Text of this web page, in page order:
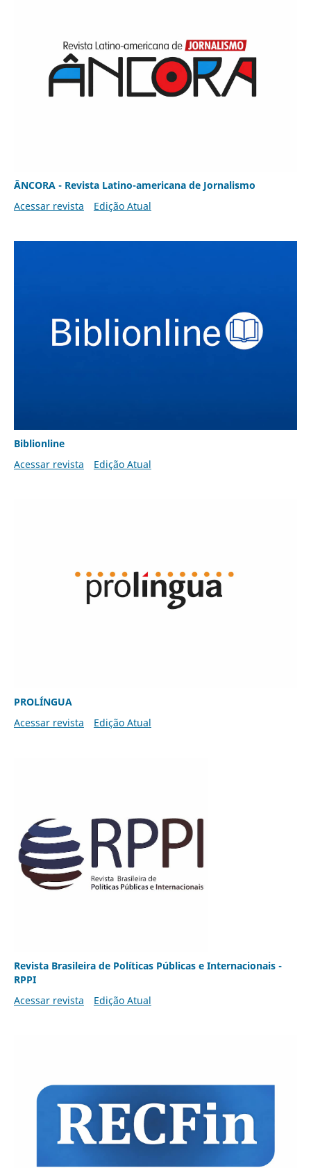
ÂNCORA - Revista Latino-americana de Jornalismo
Acessar revista
Edição Atual
Biblionline
Acessar revista
Edição Atual
PROLÍNGUA
Acessar revista
Edição Atual
Revista Brasileira de Políticas Públicas e Internacionais -
RPPI
Acessar revista
Edição Atual